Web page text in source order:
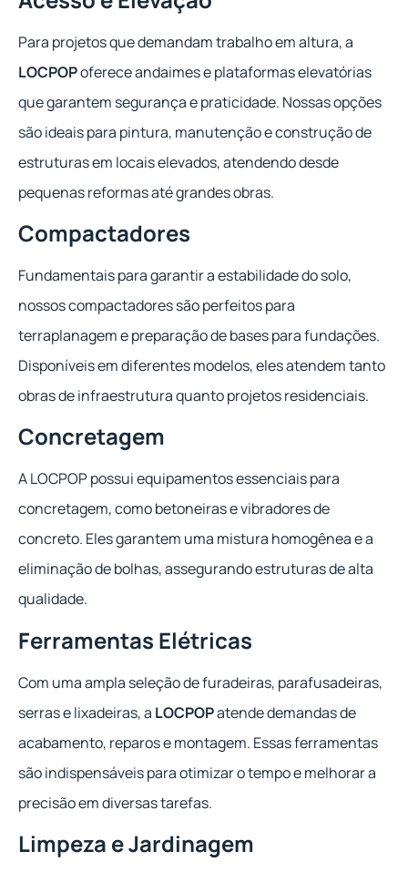
Para projetos que demandam trabalho em altura, a
LOCPOPoferece andaimes e plataformas elevatórias
que garantem segurança e praticidade. Nossas opções
são ideais para pintura, manutenção e construção de
estruturas em locais elevados, atendendo desde
pequenas reformas até grandes obras.
Compactadores
Fundamentais para garantir a estabilidade do solo,
nossos compactadores são perfeitos para
terraplanagem e preparação de bases para fundações.
Disponíveis em diferentes modelos, eles atendem tanto
obras de infraestrutura quanto projetos residenciais.
Concretagem
A LOCPOP possui equipamentos essenciais para
concretagem, como betoneiras e vibradores de
concreto. Eles garantem uma mistura homogênea e a
eliminação de bolhas, assegurando estruturas de alta
qualidade.
Ferramentas Elétricas
Com uma ampla seleção de furadeiras, parafusadeiras,
serras e lixadeiras, a LOCPOPatende demandas de
acabamento, reparos e montagem. Essas ferramentas
são indispensáveis para otimizar o tempo e melhorar a
precisão em diversas tarefas.
Limpeza e Jardinagem